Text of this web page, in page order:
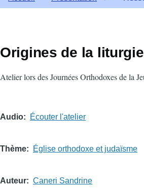
Origines de la liturgie
Atelier lors des Journées Orthodoxes de la
Audio Écouter l'atelier
Thème Église orthodoxe et judaïsme
Auteur Caneri Sandrine